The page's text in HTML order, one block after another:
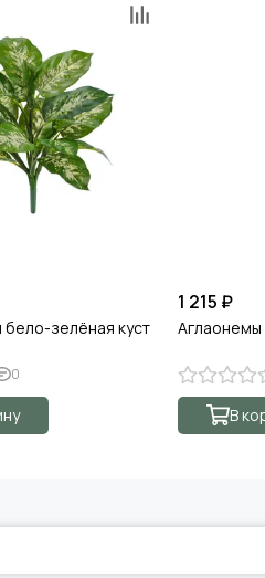
зелёная куст
0
1 215 ₽
Аглаонемы
В